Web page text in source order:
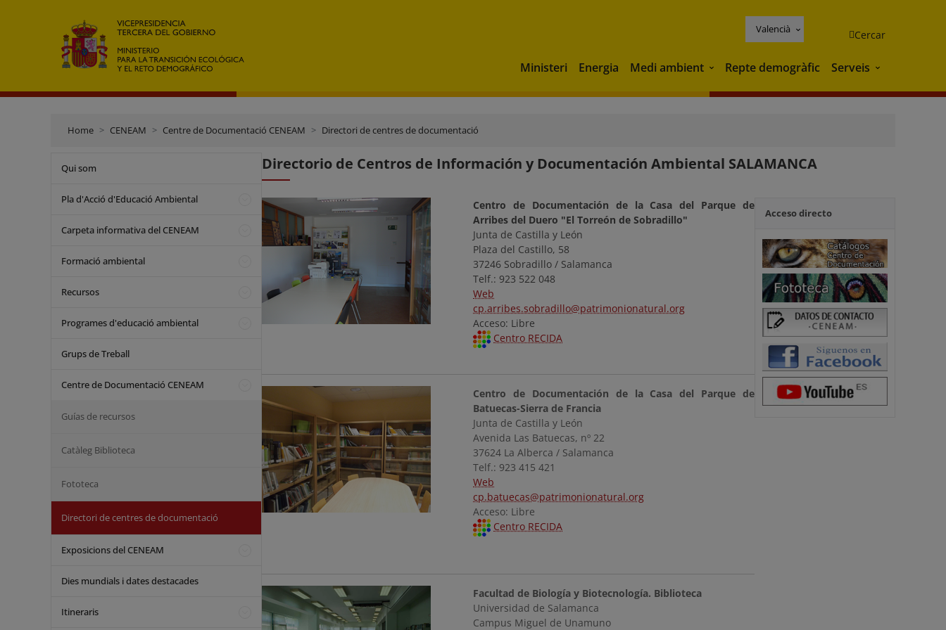
Valencià Cercar
Ministeri Energia Medi ambient Medi ambient
Repte demogràfic Serveis Serveis
Home CENEAM Centre de Documentació CENEAM Directori de centres de documentació
Qui som
Pla d'Acció d'Educació Ambiental
Carpeta informativa del CENEAM
Formació ambiental
Recursos
Programes d'educació ambiental
Grups de Treball
Centre de Documentació CENEAM
Guías de recursos
Catàleg Biblioteca
Fototeca
Directori de centres de documentació
Exposicions del CENEAM
Dies mundials i dates destacades
Itineraris
Directorio de Centros de Información y Documentación Ambiental SALAMANCA
Centro de Documentación de la Casa del Parque de
Arribes del Duero "El Torreón de Sobradillo"
Junta de Castilla y León
Plaza del Castillo, 58
37246 Sobradillo / Salamanca
Telf.: 923 522 048
Web
cp.arribes.sobradillo@patrimonionatural.org
Acceso: Libre
Centro RECIDA
Centro de Documentación de la Casa del Parque de
Batuecas-Sierra de Francia
Junta de Castilla y León
Avenida Las Batuecas, nº 22
37624 La Alberca / Salamanca
Telf.: 923 415 421
Web
cp.batuecas@patrimonionatural.org
Acceso: Libre
Centro RECIDA
Facultad de Biología y Biotecnología. Biblioteca
Universidad de Salamanca
Campus Miguel de Unamuno
Acceso directo